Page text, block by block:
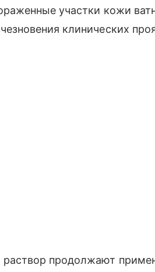
участки кожи
клинических
раствор продолжают